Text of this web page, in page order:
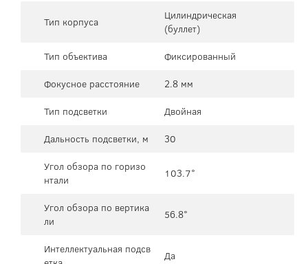
Тип корпуса
Цилиндрическая
(буллет)
Тип объектива
Фиксированный
Фокусное расстояние
2.8 мм
Тип подсветки
Двойная
Дальность подсветки, м
30
Угол обзора по горизо
нтали
103.7°
Угол обзора по вертика
ли
56.8°
Интеллектуальная подсв
Да